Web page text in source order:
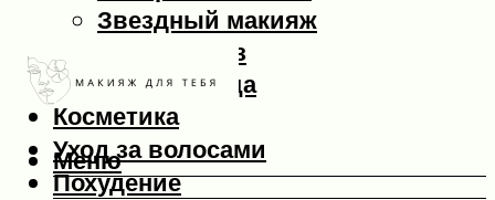
Звездный макияж
Макияж глаз
Макияж лица
Косметика
Уход за волосами
Похудение
Меню